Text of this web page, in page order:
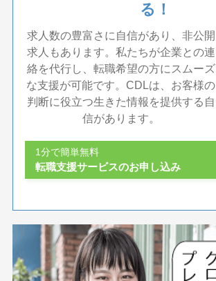
る！
求人数の豊富さに自信があり、非公開
求人もあります。私たちが企業との連
絡を代行し、転職希望の方にスムーズ
な支援が可能です。CDLは、お客様の
判断に役立つ生きた情報を提供する自
信があります。
1分で簡単無料
転職支援サービスのお申し込み